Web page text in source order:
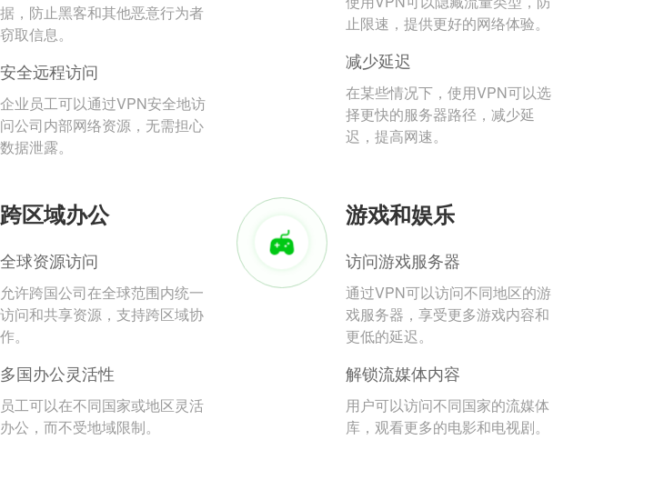
据，防止黑客和其他恶意行为者
窃取信息。
安全远程访问
企业员工可以通过VPN安全地访
问公司内部网络资源，无需担心
数据泄露。
止限速，提供更好的网络体验。
减少延迟
在某些情况下，使用VPN可以选
择更快的服务器路径，减少延
迟，提高网速。
跨区域办公
全球资源访问
允许跨国公司在全球范围内统一
访问和共享资源，支持跨区域协
作。
多国办公灵活性
员工可以在不同国家或地区灵活
办公，而不受地域限制。
游戏和娱乐
访问游戏服务器
通过VPN可以访问不同地区的游
戏服务器，享受更多游戏内容和
更低的延迟。
解锁流媒体内容
用户可以访问不同国家的流媒体
库，观看更多的电影和电视剧。